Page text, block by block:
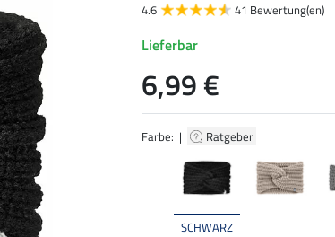
Farbe: | Ratgeber
SCHWARZ
4.6
41 Bewertung(en)
Lieferbar
6,99 €